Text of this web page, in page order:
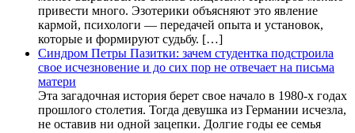
привести много. Эзотерики объясняют это явление
кармой, психологи — передачей опыта и установок,
которые и формируют судьбу. […]
Синдром Петры Пазитки: зачем студентка подстроила
свое исчезновение и до сих пор не отвечает на письма
матери
Эта загадочная история берет свое начало в 1980-х годах
прошлого столетия. Тогда девушка из Германии исчезла,
не оставив ни одной зацепки. Долгие годы ее семья